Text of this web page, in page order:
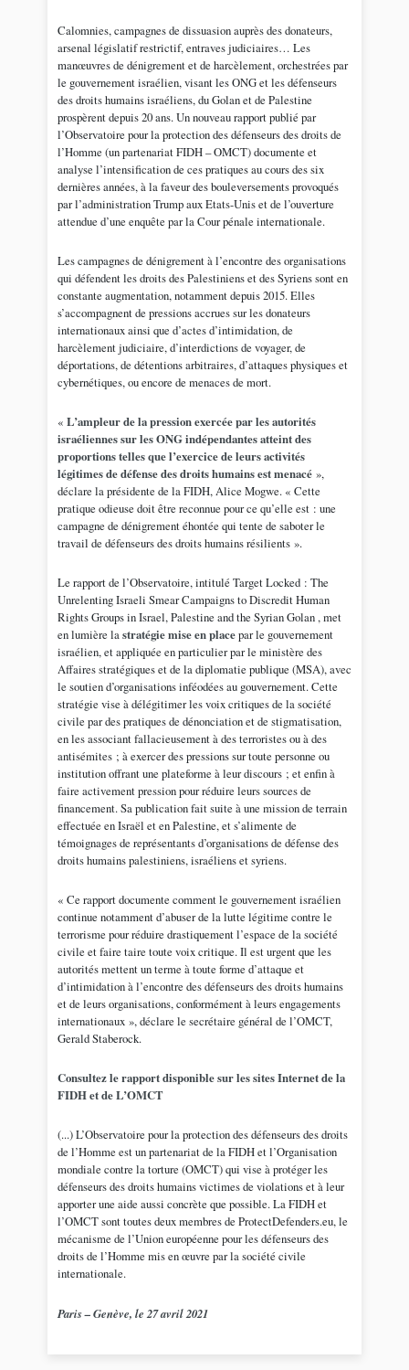
Calomnies, campagnes de dissuasion auprès des donateurs,
arsenal législatif restrictif, entraves judiciaires… Les
manœuvres de dénigrement et de harcèlement, orchestrées par
le gouvernement israélien, visant les ONG et les défenseurs
des droits humains israéliens, du Golan et de Palestine
prospèrent depuis 20 ans. Un nouveau rapport publié par
l’Observatoire pour la protection des défenseurs des droits de
l’Homme (un partenariat FIDH – OMCT) documente et
analyse l’intensification de ces pratiques au cours des six
dernières années, à la faveur des bouleversements provoqués
par l’administration Trump aux Etats-Unis et de l’ouverture
attendue d’une enquête par la Cour pénale internationale.
Les campagnes de dénigrement à l’encontre des organisations
qui défendent les droits des Palestiniens et des Syriens sont en
constante augmentation, notamment depuis 2015. Elles
s’accompagnent de pressions accrues sur les donateurs
internationaux ainsi que d’actes d’intimidation, de
harcèlement judiciaire, d’interdictions de voyager, de
déportations, de détentions arbitraires, d’attaques physiques et
cybernétiques, ou encore de menaces de mort.
« L’ampleur de la pression exercée par les autorités
israéliennes sur les ONG indépendantes atteint des
proportions telles que l’exercice de leurs activités
légitimes de défense des droits humains est menacé»,
déclare la présidente de la FIDH, Alice Mogwe. « Cette
pratique odieuse doit être reconnue pour ce qu’elle est : une
campagne de dénigrement éhontée qui tente de saboter le
travail de défenseurs des droits humains résilients ».
Le rapport de l’Observatoire, intitulé Target Locked : The
Unrelenting Israeli Smear Campaigns to Discredit Human
Rights Groups in Israel, Palestine and the Syrian Golan , met
en lumière lastratégie mise en placepar le gouvernement
israélien, et appliquée en particulier par le ministère des
Affaires stratégiques et de la diplomatie publique (MSA), avec
le soutien d’organisations inféodées au gouvernement. Cette
stratégie vise à délégitimer les voix critiques de la société
civile par des pratiques de dénonciation et de stigmatisation,
en les associant fallacieusement à des terroristes ou à des
antisémites ; à exercer des pressions sur toute personne ou
institution offrant une plateforme à leur discours ; et enfin à
faire activement pression pour réduire leurs sources de
financement. Sa publication fait suite à une mission de terrain
effectuée en Israël et en Palestine, et s’alimente de
témoignages de représentants d’organisations de défense des
droits humains palestiniens, israéliens et syriens.
« Ce rapport documente comment le gouvernement israélien
continue notamment d’abuser de la lutte légitime contre le
terrorisme pour réduire drastiquement l’espace de la société
civile et faire taire toute voix critique. Il est urgent que les
autorités mettent un terme à toute forme d’attaque et
d’intimidation à l’encontre des défenseurs des droits humains
et de leurs organisations, conformément à leurs engagements
internationaux », déclare le secrétaire général de l’OMCT,
Gerald Staberock.
Consultez le rapport disponible sur les sites Internet de la
FIDH et de L’OMCT
(...) L’Observatoire pour la protection des défenseurs des droits
de l’Homme est un partenariat de la FIDH et l’Organisation
mondiale contre la torture (OMCT) qui vise à protéger les
défenseurs des droits humains victimes de violations et à leur
apporter une aide aussi concrète que possible. La FIDH et
l’OMCT sont toutes deux membres de ProtectDefenders.eu, le
mécanisme de l’Union européenne pour les défenseurs des
droits de l’Homme mis en œuvre par la société civile
internationale.
Paris – Genève, le 27 avril 2021